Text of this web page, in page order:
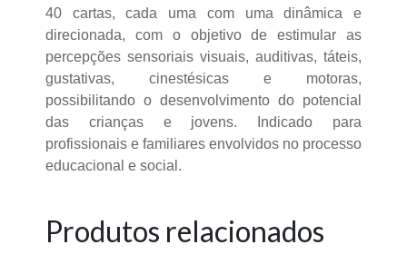
40 cartas, cada uma com uma dinâmica e
direcionada, com o objetivo de estimular as
percepções sensoriais visuais, auditivas, táteis,
gustativas, cinestésicas e motoras,
possibilitando o desenvolvimento do potencial
das crianças e jovens. Indicado para
profissionais e familiares envolvidos no processo
educacional e social.
Produtos relacionados